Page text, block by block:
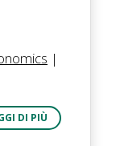
|
DI PIÙ